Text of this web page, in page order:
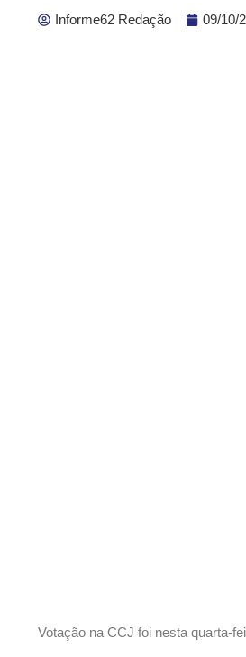
Informe62 Redação 09/10/
Votação na CCJ foi nesta quarta-